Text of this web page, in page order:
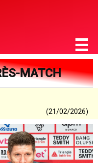
MATCH
(21/02/2026)